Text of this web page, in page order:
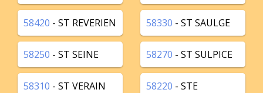
58420 - ST REVERIEN 58330 - ST SAULGE
58250 - ST SEINE 58270 - ST SULPICE
58310 - ST VERAIN 58220 - STE